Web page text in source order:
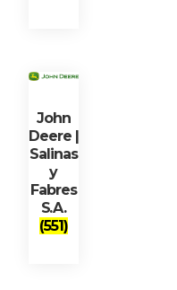
John
Deere |
Salinas
y
Fabres
S.A.
(551)